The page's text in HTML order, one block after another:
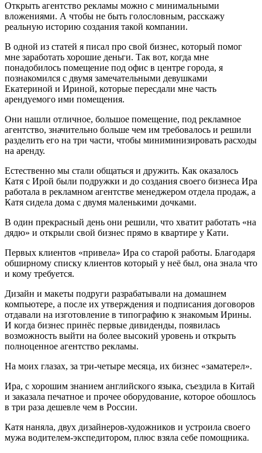
Открыть агентство рекламы можно с минимальными
вложениями. А чтобы не быть голословным, расскажу
реальную историю создания такой компании.
В одной из статей я писал про свой бизнес, который помог
мне заработать хорошие деньги. Так вот, когда мне
понадобилось помещение под офис в центре города, я
познакомился с двумя замечательными девушками
Екатериной и Ириной, которые пересдали мне часть
арендуемого ими помещения.
Они нашли отличное, большое помещение, под рекламное
агентство, значительно больше чем им требовалось и решили
разделить его на три части, чтобы миниминизировать расходы
на аренду.
Естественно мы стали общаться и дружить. Как оказалось
Катя с Ирой были подружки и до создания своего бизнеса Ира
работала в рекламном агентстве менеджером отдела продаж, а
Катя сидела дома с двумя маленькими дочками.
В один прекрасный день они решили, что хватит работать «на
дядю» и открыли свой бизнес прямо в квартире у Кати.
Первых клиентов «привела» Ира со старой работы. Благодаря
обширному списку клиентов который у неё был, она знала что
и кому требуется.
Дизайн и макеты подруги разрабатывали на домашнем
компьютере, а после их утверждения и подписания договоров
отдавали на изготовление в типографию к знакомым Ирины.
И когда бизнес принёс первые дивиденды, появилась
возможность выйти на более высокий уровень и открыть
полноценное агентство рекламы.
На моих глазах, за три-четыре месяца, их бизнес «заматерел».
Ира, с хорошим знанием английского языка, съездила в Китай
и заказала печатное и прочее оборудование, которое обошлось
в три раза дешевле чем в России.
Катя наняла, двух дизайнеров-художников и устроила своего
мужа водителем-экспедитором, плюс взяла себе помощника.